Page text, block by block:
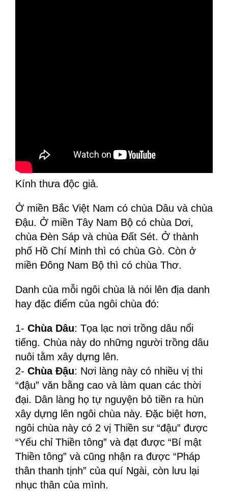
Kính thưa độc giả.
Ở miền Bắc Việt Nam có chùa Dâu và chùa
Đậu. Ở miền Tây Nam Bộ có chùa Dơi,
chùa Đèn Sáp và chùa Đất Sét. Ở thành
phố Hồ Chí Minh thì có chùa Gò. Còn ở
miền Đông Nam Bộ thì có chùa Thơ.
Danh của mỗi ngôi chùa là nói lên địa danh
hay đặc điểm của ngôi chùa đó:
1- Chùa Dâu: Tọa lạc nơi trồng dâu nổi
tiếng. Chùa này do những người trồng dâu
nuôi tằm xây dựng lên.
2- Chùa Đậu: Nơi làng này có nhiều vị thi
“đậu” văn bằng cao và làm quan các thời
đại. Dân làng họ tự nguyện bỏ tiền ra hùn
xây dựng lên ngôi chùa này. Đặc biệt hơn,
ngôi chùa này có 2 vị Thiền sư “đậu” được
“Yếu chỉ Thiền tông” và đạt được “Bí mật
Thiền tông” và cũng nhận ra được “Pháp
thân thanh tịnh” của quí Ngài, còn lưu lại
nhục thân của mình.